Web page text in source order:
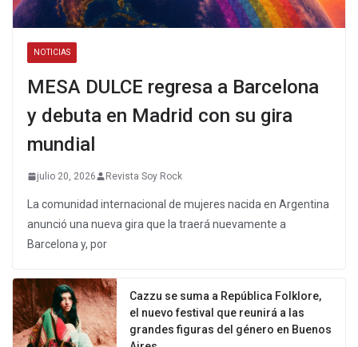
NOTICIAS
MESA DULCE regresa a Barcelona
y debuta en Madrid con su gira
mundial
julio 20, 2026 Revista Soy Rock
La comunidad internacional de mujeres nacida en Argentina
anunció una nueva gira que la traerá nuevamente a
Barcelona y, por
Cazzu se suma a República Folklore,
el nuevo festival que reunirá a las
grandes figuras del género en Buenos